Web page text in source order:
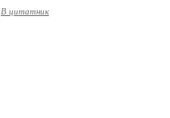
В цитатник